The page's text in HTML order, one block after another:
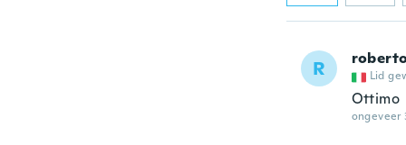
R Lid
Ottimo
ongeveer